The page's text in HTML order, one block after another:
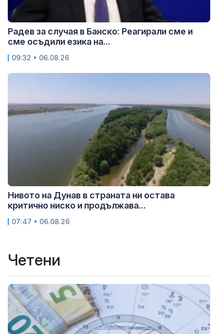
Радев за случая в Банско: Реагирали сме и
сме осъдили езика на...
09:32 • 06.08.26
Нивото на Дунав в страната ни остава
критично ниско и продължава...
07:47 • 06.08.26
Четени